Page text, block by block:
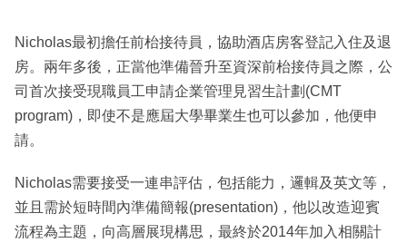
Nicholas最初擔任前枱接待員，協助酒店房客登記入住及退
房。兩年多後，正當他準備晉升至資深前枱接侍員之際，公
司首次接受現職員工申請企業管理見習生計劃(CMT
program)，即使不是應屆大學畢業生也可以參加，他便申
請。
Nicholas需要接受一連串評估，包括能力，邏輯及英文等，
並且需於短時間內準備簡報(presentation)，他以改造迎賓
流程為主題，向高層展現構思，最終於2014年加入相關計